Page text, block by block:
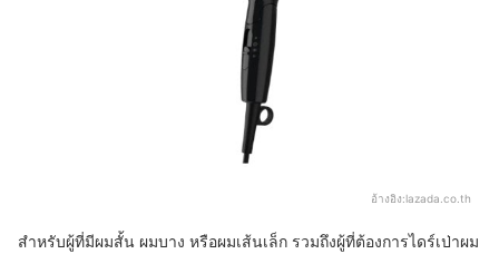
อ้างอิง:lazada.co.th
สำหรับผู้ที่มีผมสั้น ผมบาง หรือผมเส้นเล็ก รวมถึงผู้ที่ต้องการไดร์เป่าผม